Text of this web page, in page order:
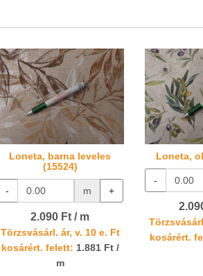
Loneta, barna leveles
(15524)
- m +
2.090 Ft / m
Törzsvásárl. ár, v. 10 e. Ft
kosárért. felett: 1.881 Ft /
m
Loneta,
-
kosárért.